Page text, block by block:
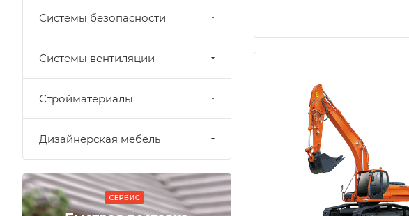
Системы безопасности
Системы вентиляции
Стройматериалы
Дизайнерская мебель